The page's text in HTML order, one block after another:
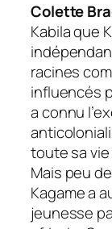
Colette
Kabila que
racines
influencés
a connu
toute sa
Mais peu
Kagame a
jeunesse